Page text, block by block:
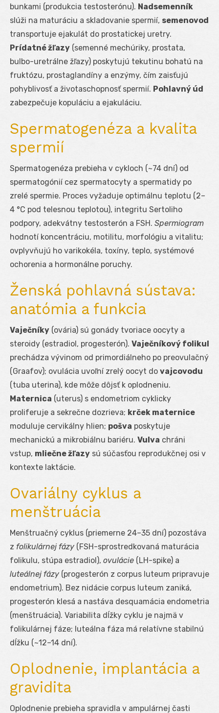
bunkami (produkcia testosterónu). Nadsemenník
slúži na maturáciu a skladovanie spermií, semenovod
transportuje ejakulát do prostatickej uretry.
Prídatné žľazy (semenné mechúriky, prostata,
bulbo-uretrálne žľazy) poskytujú tekutinu bohatú na
fruktózu, prostaglandíny a enzýmy, čím zaisťujú
pohyblivosť a životaschopnosť spermií. Pohlavný úd
zabezpečuje kopuláciu a ejakuláciu.
Spermatogenéza a kvalita
spermií
Spermatogenéza prebieha v cykloch (~74 dní) od
spermatogónií cez spermatocyty a spermatidy po
zrelé spermie. Proces vyžaduje optimálnu teplotu (2–
4 °C pod telesnou teplotou), integritu Sertoliho
podpory, adekvátny testosterón a FSH. Spermiogram
hodnotí koncentráciu, motilitu, morfológiu a vitalitu;
ovplyvňujú ho varikokéla, toxíny, teplo, systémové
ochorenia a hormonálne poruchy.
Ženská pohlavná sústava:
anatómia a funkcia
Vaječníky (ovária) sú gonády tvoriace oocyty a
steroidy (estradiol, progesterón). Vaječníkový folikul
prechádza vývinom od primordiálneho po preovulačný
(Graafov); ovulácia uvoľní zrelý oocyt do vajcovodu
(tuba uterina), kde môže dôjsť k oplodneniu.
Maternica (uterus) s endometriom cyklicky
proliferuje a sekrečne dozrieva; krček maternice
moduluje cervikálny hlien; pošva poskytuje
mechanickú a mikrobiálnu bariéru. Vulva chráni
vstup, mliečne žľazy sú súčasťou reprodukčnej osi v
kontexte laktácie.
Ovariálny cyklus a
menštruácia
Menštruačný cyklus (priemerne 24–35 dní) pozostáva
z folikulárnej fázy (FSH-sprostredkovaná maturácia
folikulu, stúpa estradiol), ovulácie (LH-spike) a
luteálnej fázy (progesterón z corpus luteum pripravuje
endometrium). Bez nidácie corpus luteum zaniká,
progesterón klesá a nastáva desquamácia endometria
(menštruácia). Variabilita dĺžky cyklu je najmä v
folikulárnej fáze; luteálna fáza má relatívne stabilnú
dĺžku (~12–14 dní).
Oplodnenie, implantácia a
gravidita
Oplodnenie prebieha spravidla v ampulárnej časti